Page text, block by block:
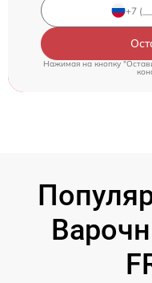
Нажимая на кнопку